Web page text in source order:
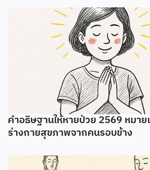
คำอธิษฐานให้หายป่วย 2569 หมาย
ร่างกายสุขภาพจากคนรอบข้าง